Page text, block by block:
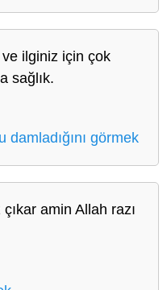
ve ilginiz için çok
sağlık.
görmek
amin Allah razı